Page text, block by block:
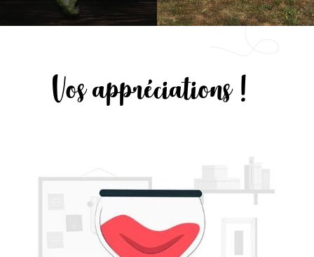
Vos appréciations !